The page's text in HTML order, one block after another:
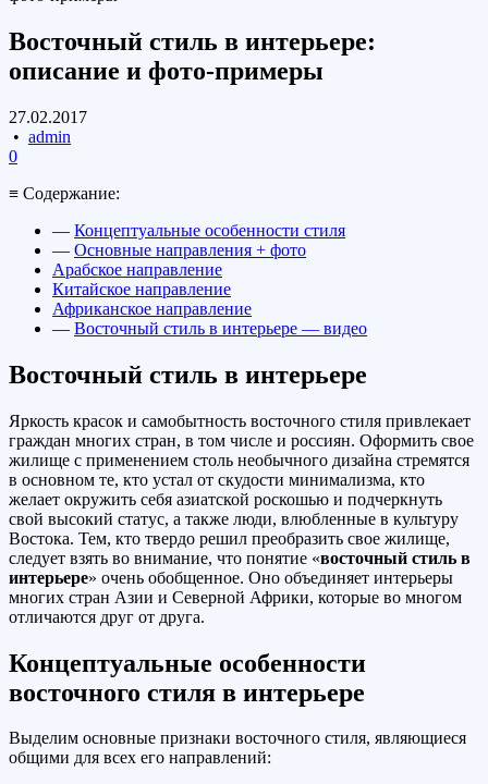
Восточный стиль в интерьере:
описание и фото-примеры
27.02.2017
• admin
0
≡ Содержание:
— Концептуальные особенности стиля
— Основные направления + фото
Арабское направление
Китайское направление
Африканское направление
— Восточный стиль в интерьере — видео
Восточный стиль в интерьере
Яркость красок и самобытность восточного стиля привлекает
граждан многих стран, в том числе и россиян. Оформить свое
жилище с применением столь необычного дизайна стремятся
в основном те, кто устал от скудости минимализма, кто
желает окружить себя азиатской роскошью и подчеркнуть
свой высокий статус, а также люди, влюбленные в культуру
Востока. Тем, кто твердо решил преобразить свое жилище,
следует взять во внимание, что понятие «восточный стиль в
интерьере» очень обобщенное. Оно объединяет интерьеры
многих стран Азии и Северной Африки, которые во многом
отличаются друг от друга.
Концептуальные особенности
восточного стиля в интерьере
Выделим основные признаки восточного стиля, являющиеся
общими для всех его направлений: